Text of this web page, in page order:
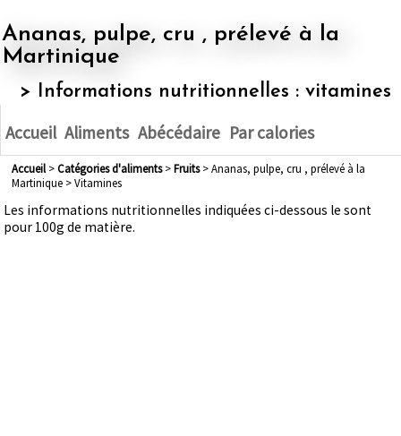
Ananas, pulpe, cru , prélevé à la
Martinique
> Informations nutritionnelles : vitamines
Accueil Aliments Abécédaire Par calories
Accueil> Catégories d'aliments> fruits> Ananas, pulpe, cru , prélevé à la
Martinique > Vitamines
Les informations nutritionnelles indiquées ci-dessous le sont
pour 100g de matière.